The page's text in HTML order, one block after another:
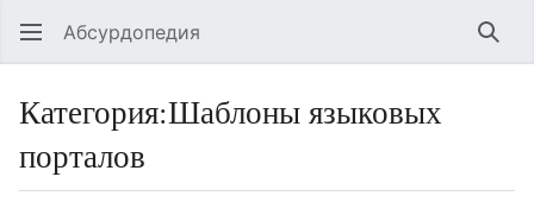
Абсурдопедия
Категория:Шаблоны языковых
порталов